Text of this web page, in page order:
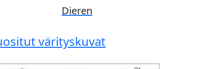
Disney
värityskuvat